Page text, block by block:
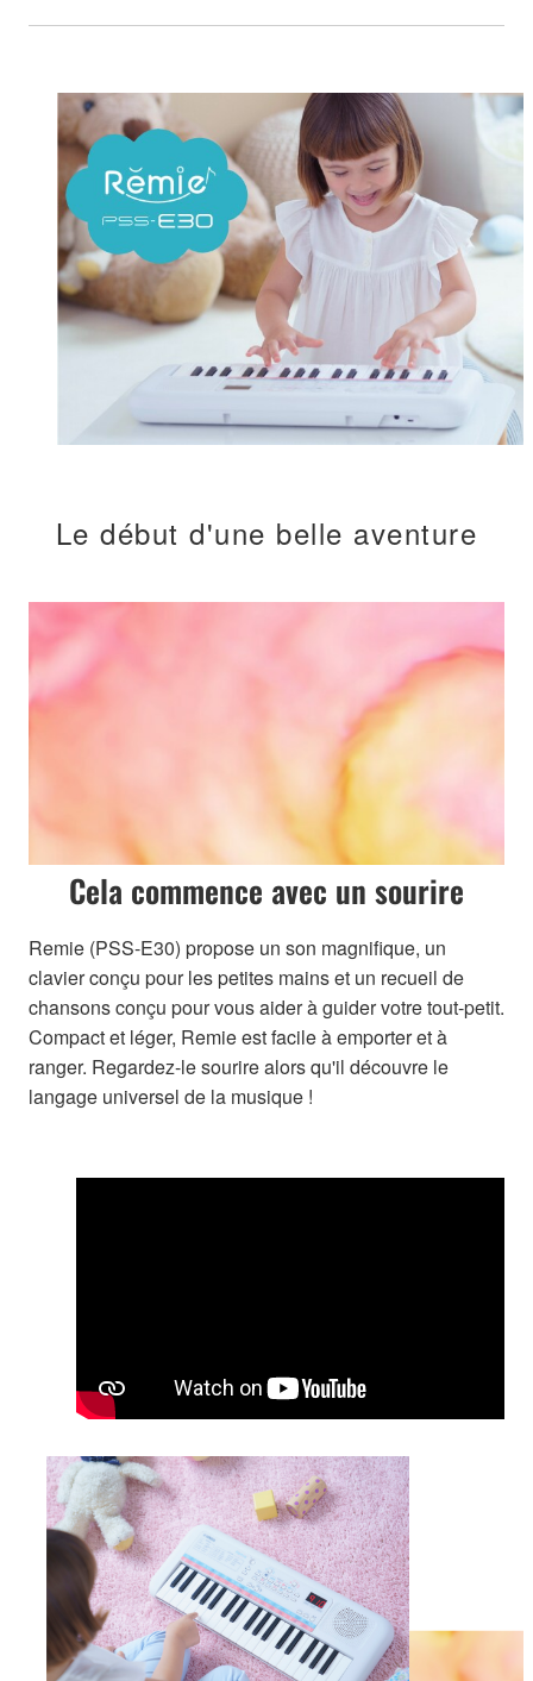
Le début d'une belle aventure
Cela commence avec un sourire
Remie (PSS-E30) propose un son magnifique, un
clavier conçu pour les petites mains et un recueil de
chansons conçu pour vous aider à guider votre tout-petit.
Compact et léger, Remie est facile à emporter et à
ranger. Regardez-le sourire alors qu'il découvre le
langage universel de la musique !